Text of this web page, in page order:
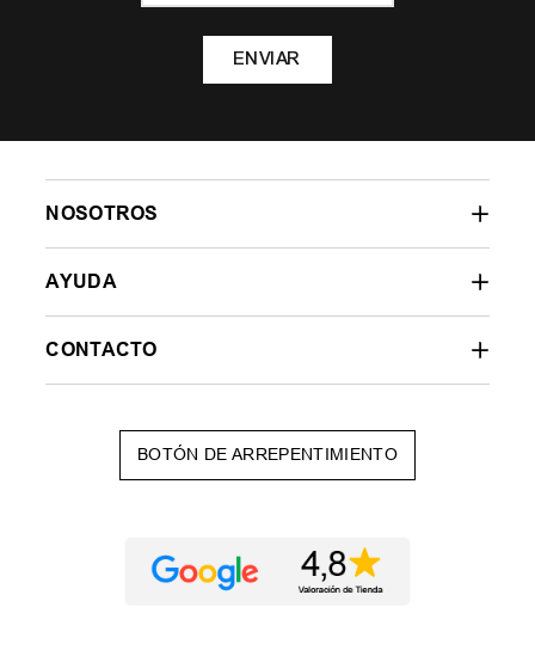
ENVIAR
NOSOTROS
AYUDA
CONTACTO
BOTÓN DE ARREPENTIMIENTO